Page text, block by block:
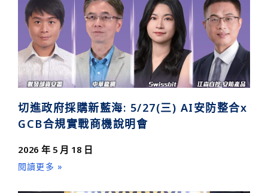
切進政府採購新藍海: 5/27(三) AI安防整合x
GCB合規實戰商機說明會
2026 年 5 月 18 日
閱讀更多 »